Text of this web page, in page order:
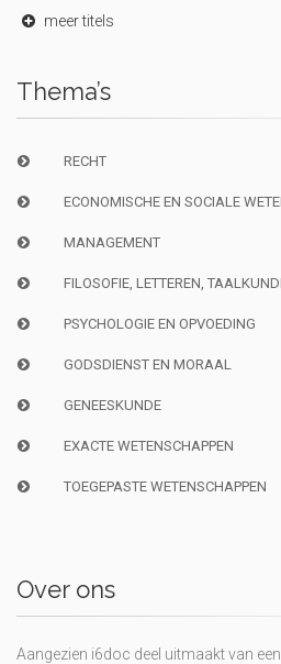
meer titels
Thema’s
RECHT
ECONOMISCHE EN SOCIALE
MANAGEMENT
FILOSOFIE, LETTEREN,
PSYCHOLOGIE EN OPVOEDING
GODSDIENST EN MORAAL
GENEESKUNDE
EXACTE WETENSCHAPPEN
TOEGEPASTE WETENSCHAPPEN
Over ons
Aangezien i6doc deel uitmaakt van